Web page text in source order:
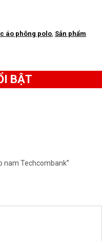
áo phông polo Sản phẩm
BẬT
nam Techcombank”